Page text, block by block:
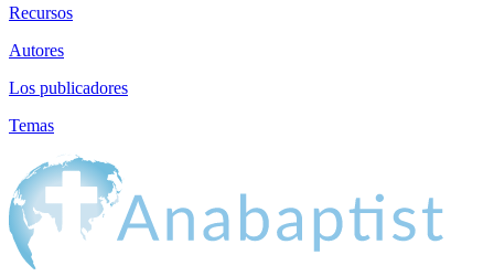
Recursos
Autores
Los publicadores
Temas